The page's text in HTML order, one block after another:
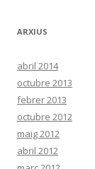
ARXIUS
abril 2014
octubre 2013
febrer 2013
octubre 2012
maig 2012
abril 2012